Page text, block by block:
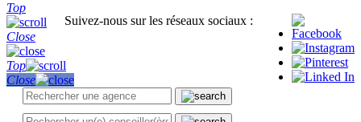
Suivez-nous sur les réseaux sociaux :
Top
Close
Top
Close